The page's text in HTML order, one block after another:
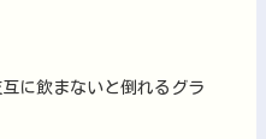
に飲まないと倒れるグラ